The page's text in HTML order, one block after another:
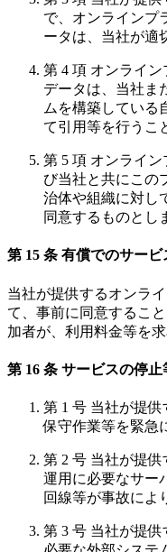
で、オンラインプ
ータは、当社が適
第 4 項 オンライ
データは、当社ま
ムを構築している
て引用等を行うこ
第 5 項 オンライ
び当社と共にこの
治体や組織に対し
同意するものとし
第 15 条 有償でのサー
当社が提供するオンラ
て、事前に同意するこ
加者が、利用料金等を
第 16 条 サービスの停止
第 1 号 当社が提
保守作業等を緊急
第 2 号 当社が提
運用に必要なサー
回線等が事故によ
第 3 号 当社が提